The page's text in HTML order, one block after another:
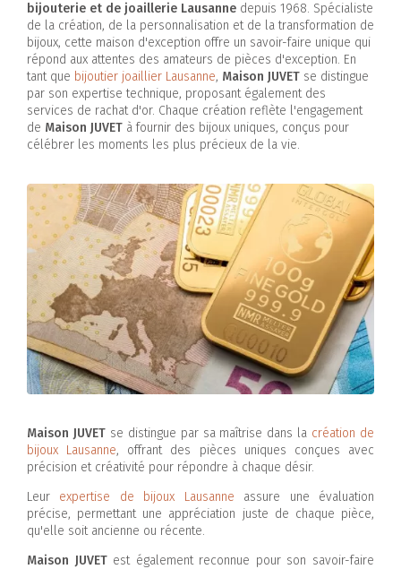
bijouterie et de joaillerie Lausanne depuis 1968. Spécialiste
de la création, de la personnalisation et de la transformation de
bijoux, cette maison d'exception offre un savoir-faire unique qui
répond aux attentes des amateurs de pièces d'exception. En
tant que bijoutier joaillier Lausanne, Maison JUVET se distingue
par son expertise technique, proposant également des
services de rachat d'or. Chaque création reflète l'engagement
de Maison JUVET à fournir des bijoux uniques, conçus pour
célébrer les moments les plus précieux de la vie.
Maison JUVETse distingue par sa maîtrise dans la création de
bijoux Lausanne, offrant des pièces uniques conçues avec
précision et créativité pour répondre à chaque désir.
Leur expertise de bijoux Lausanne assure une évaluation
précise, permettant une appréciation juste de chaque pièce,
qu'elle soit ancienne ou récente.
Maison JUVETest également reconnue pour son savoir-faire